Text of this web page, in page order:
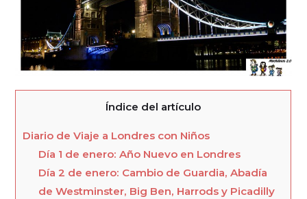
Índice del artículo
Diario de Viaje a Londres con Niños
Día 1 de enero: Año Nuevo en Londres
Día 2 de enero: Cambio de Guardia, Abadía
de Westminster, Big Ben, Harrods y Picadilly